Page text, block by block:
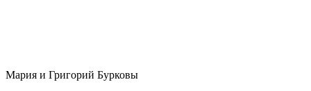
Мария и Григорий Бурковы